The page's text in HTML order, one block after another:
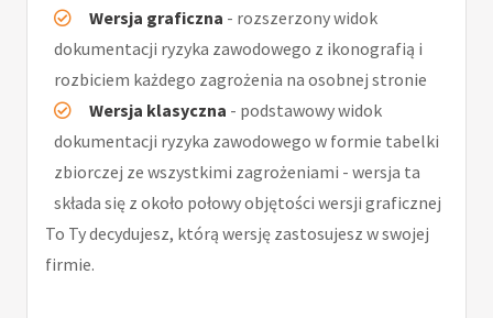
Wersja graficzna - rozszerzony widok
dokumentacji ryzyka zawodowego z ikonografią i
rozbiciem każdego zagrożenia na osobnej stronie
Wersja klasyczna - podstawowy widok
dokumentacji ryzyka zawodowego w formie tabelki
zbiorczej ze wszystkimi zagrożeniami - wersja ta
składa się z około połowy objętości wersji graficznej
To Ty decydujesz, którą wersję zastosujesz w swojej
firmie.